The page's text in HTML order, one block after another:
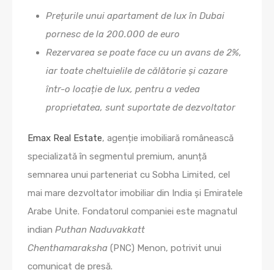
Prețurile unui apartament de lux în Dubai
pornesc de la 200.000 de euro
Rezervarea se poate face cu un avans de 2%,
iar toate cheltuielile de călătorie și cazare
într-o locație de lux, pentru a vedea
proprietatea, sunt suportate de dezvoltator
Emax Real Estate, agenție imobiliară românească
specializată în segmentul premium, anunță
semnarea unui parteneriat cu Sobha Limited, cel
mai mare dezvoltator imobiliar din India și Emiratele
Arabe Unite. Fondatorul companiei este magnatul
indian Puthan Naduvakkatt
Chenthamaraksha (PNC) Menon, potrivit unui
comunicat de presă.